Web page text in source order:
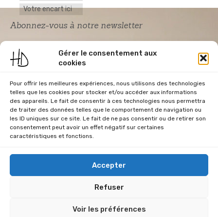
Gérer le consentement aux
cookies
Pour offrir les meilleures expériences, nous utilisons des technologies
telles que les cookies pour stocker et/ou accéder aux informations
des appareils. Le fait de consentir à ces technologies nous permettra
de traiter des données telles que le comportement de navigation ou
les ID uniques sur ce site. Le fait de ne pas consentir ou de retirer son
consentement peut avoir un effet négatif sur certaines
caractéristiques et fonctions.
Accepter
Refuser
Voir les préférences
Votre encart ici
Abonnez-vous à notre newsletter
Acceptation RGPD
*
J'accepte la politique de confidentialité du
site Home & Déco
Plan du site RGPD Politique de cookies (UE)